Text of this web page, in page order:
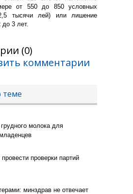
от 550 до 850 условных
тысячи лей) или лишение
3 лет.
(0)
комментарии
теме
молока для
проверки партий
минздрав не отвечает